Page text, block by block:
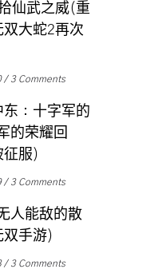
仙武之威(重
大蛇2再次
3 Comments
：十字军的
的荣耀回
征服)
3 Comments
人能敌的散
双手游)
3 Comments